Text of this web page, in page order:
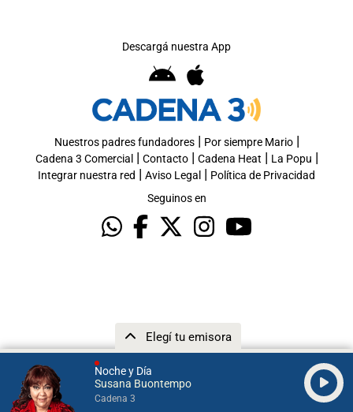
Noche y Día
Susana Buontempo
Cadena 3
Elegí tu emisora
Descargá nuestra App
Nuestros padres fundadores| Por siempre Mario|
Cadena 3 Comercial | Contacto| Cadena Heat | La Popu |
Integrar nuestra red | Aviso Legal | Política de Privacidad
Seguinos en